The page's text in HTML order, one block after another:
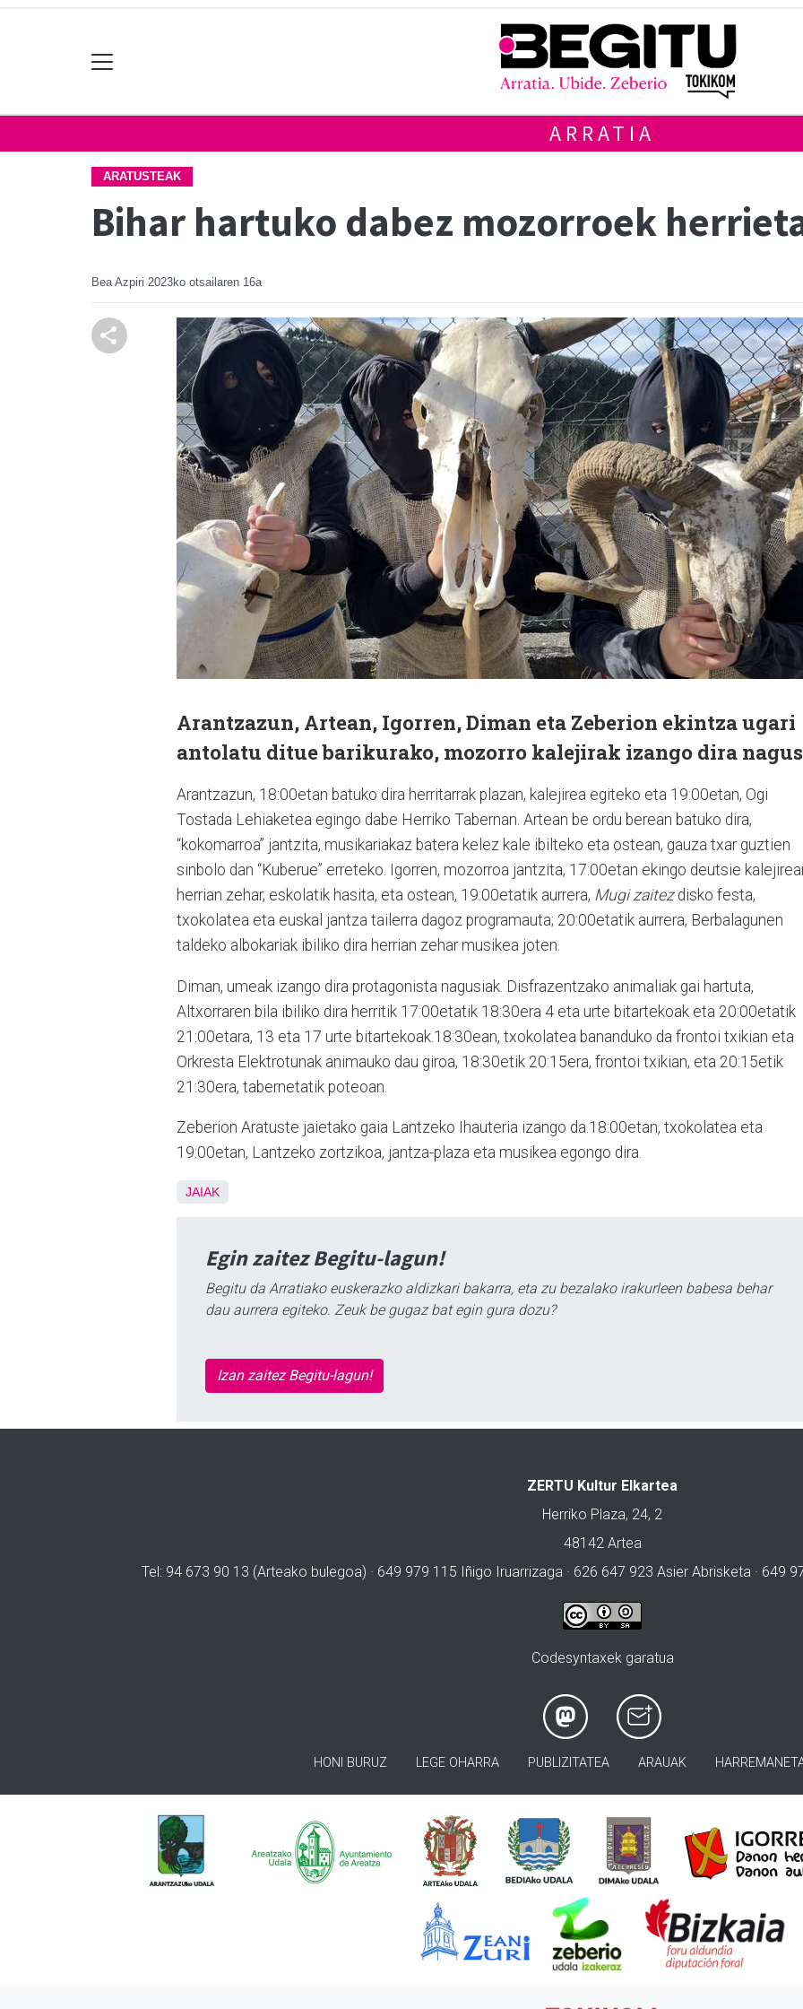
ARRATIA
ARATUSTEAK
Bihar hartuko dabez mozorroek
Bea Azpiri 2023ko otsailaren 16a
Arantzazun, Artean, Igorren, Diman eta Zeberion ekintza ugari
antolatu ditue barikurako, mozorro kalejirak izango dira
Arantzazun, 18:00etan batuko dira herritarrak plazan, kalejirea egiteko eta 19:00etan, Ogi
Tostada Lehiaketea egingo dabe Herriko Tabernan. Artean be ordu berean batuko dira,
“kokomarroa” jantzita, musikariakaz batera kelez kale ibilteko eta ostean, gauza txar guztien
sinbolo dan “Kuberue” erreteko. Igorren, mozorroa jantzita, 17:00etan ekingo deutsie
herrian zehar, eskolatik hasita, eta ostean, 19:00etatik aurrera, Mugi zaitezdisko festa,
txokolatea eta euskal jantza tailerra dagoz programauta; 20:00etatik aurrera, Berbalagunen
taldeko albokariak ibiliko dira herrian zehar musikea joten.
Diman, umeak izango dira protagonista nagusiak. Disfrazentzako animaliak gai hartuta,
Altxorraren bila ibiliko dira herritik 17:00etatik 18:30era 4 eta urte bitartekoak eta 20:00etatik
21:00etara, 13 eta 17 urte bitartekoak.18:30ean, txokolatea bananduko da frontoi txikian eta
Orkresta Elektrotunak animauko dau giroa, 18:30etik 20:15era, frontoi txikian, eta 20:15etik
21:30era, tabernetatik poteoan.
Zeberion Aratuste jaietako gaia Lantzeko Ihauteria izango da.18:00etan, txokolatea eta
19:00etan, Lantzeko zortzikoa, jantza-plaza eta musikea egongo dira.
JAIAK
Egin zaitez Begitu-lagun!
Begitu da Arratiako euskerazko aldizkari bakarra, eta zu bezalako irakurleen babesa behar
dau aurrera egiteko. Zeuk be gugaz bat egin gura dozu?
Izan zaitez Begitu-lagun!
ZERTU Kultur Elkartea
Herriko Plaza, 24, 2
48142 Artea
Tel: 94 673 90 13 (Arteako bulegoa) · 649 979 115 Iñigo Iruarrizaga · 626 647 923 Asier Abrisketa · 649
Codesyntaxek garatua
HONI BURUZ LEGE OHARRA PUBLIZITATEA ARAUAK